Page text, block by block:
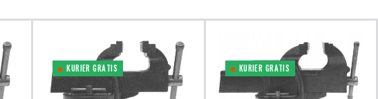
KURIER GRATIS KURIER GRATIS